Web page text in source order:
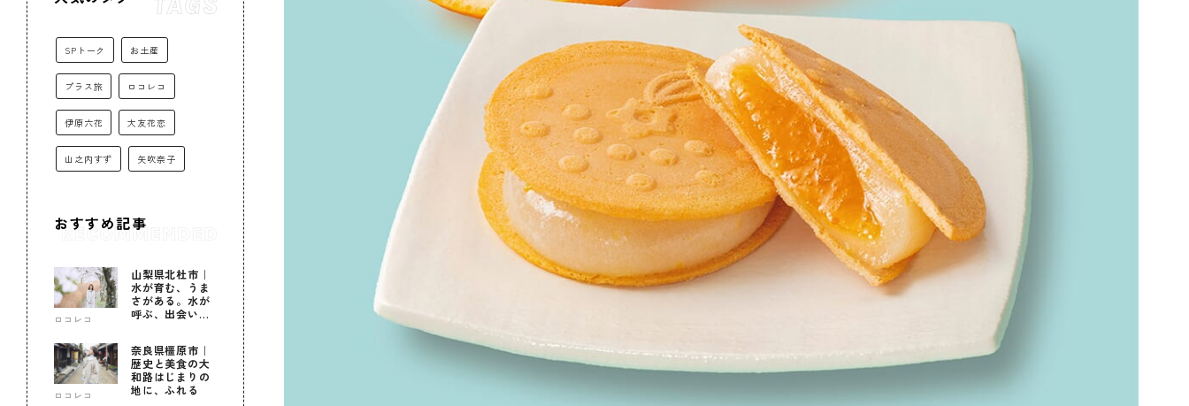
SPトーク お土産
プラス旅 ロコレコ
伊原六花 大友花恋
山之内すず 矢吹奈子
おすすめ記事
ロコレコ
山梨県北杜市｜
水が育む、うま
さがある。水が
呼ぶ、出会いが
ロコレコ
奈良県橿原市｜
歴史と美食の大
和路はじまりの
地に、ふれる